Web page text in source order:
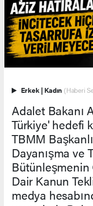
Erkek | Kadın (Haberi
Adalet Bakanı
Türkiye' hedefi
TBMM
Dayanışma ve
Dair Kanun
medya